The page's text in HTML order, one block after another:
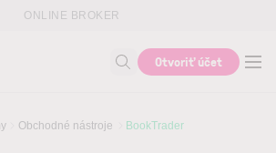
ONLINE BROKER
VyhľadaťOtvoriť účet
Obchodné nástroje BookTrader